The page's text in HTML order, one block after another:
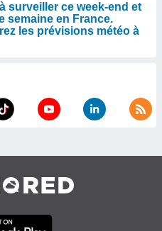
surveiller ce week-end et
semaine en France.
les prévisions météo à